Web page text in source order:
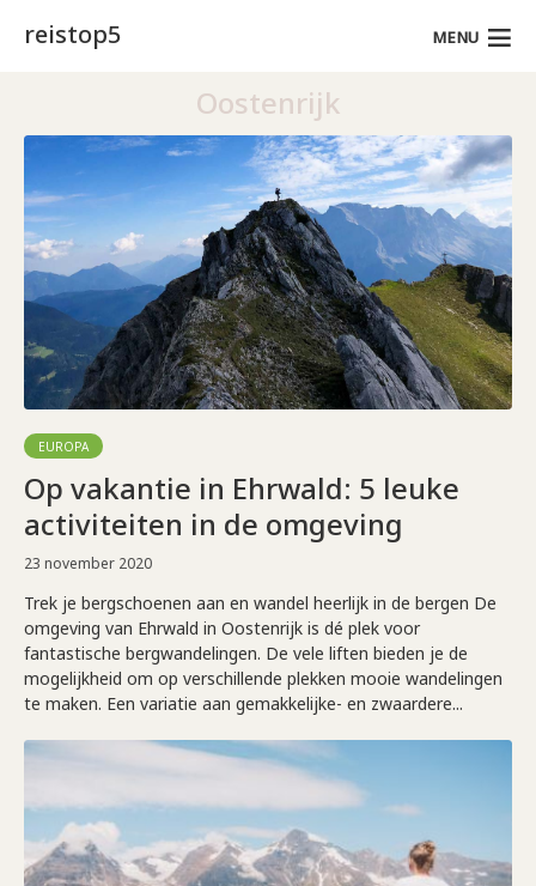
reistop5 MENU
Oostenrijk
EUROPA
Op vakantie in Ehrwald: 5 leuke
activiteiten in de omgeving
23 november 2020
Trek je bergschoenen aan en wandel heerlijk in de bergen De
omgeving van Ehrwald in Oostenrijk is dé plek voor
fantastische bergwandelingen. De vele liften bieden je de
mogelijkheid om op verschillende plekken mooie wandelingen
te maken. Een variatie aan gemakkelijke- en zwaardere...